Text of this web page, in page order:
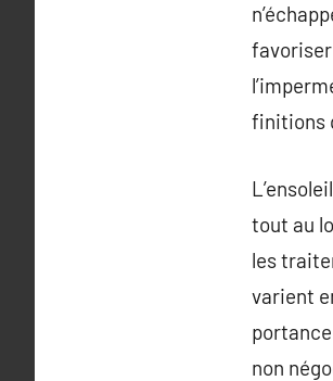
finitions
tout au
les
varient
non